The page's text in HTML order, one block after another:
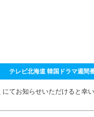
テレビ北海道 韓国ドラマ週間
にてお知らせいただけると幸い